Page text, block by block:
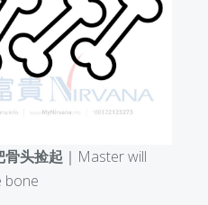
骨头捡起 ｜Master will
bone